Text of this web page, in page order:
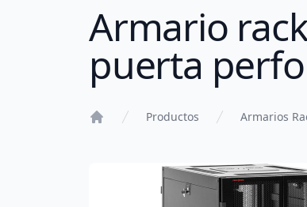
Armario
puerta
Productos Armarios